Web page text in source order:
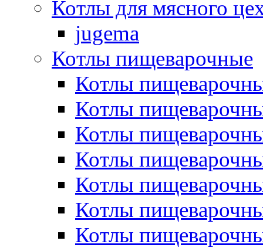
Котлы для мясного
jugema
Котлы пищеварочные
Котлы
Котлы
Котлы
Котлы
Котлы
Котлы
Котлы